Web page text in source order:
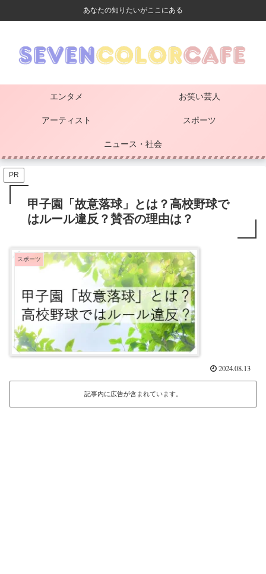
あなたの知りたいがここにある
エンタメ お笑い芸人
アーティスト スポーツ
ニュース・社会
PR
甲子園「故意落球」とは？高校野球で
はルール違反？賛否の理由は？
スポーツ
2024.08.13
記事内に広告が含まれています。